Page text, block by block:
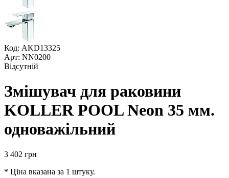
Код: AKD13325
Арт: NN0200
Відсутній
Змішувач для раковини
KOLLER POOL Neon 35 мм.
одноважільний
3 402 грн
* Ціна вказана за 1 штуку.